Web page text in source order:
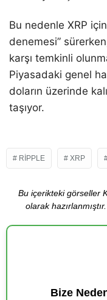
Bu nedenle XRP
denemesi”
karşı temkinli
Piyasadaki genel
doların üzerinde
taşıyor.
RIPPLE XRP
Bu içerikteki görseller
olarak
Bize